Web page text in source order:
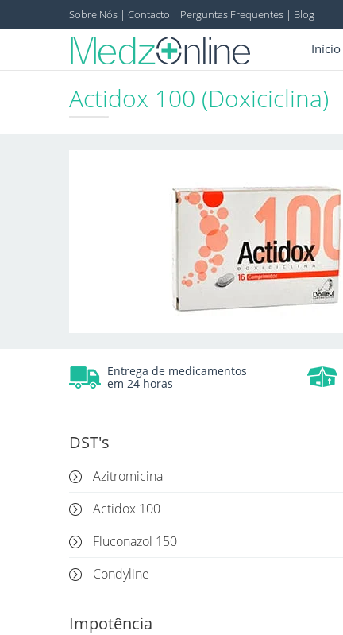
Sobre Nós | Contacto | Perguntas Frequentes | Blog
Início
Actidox 100 (Doxiciclina)
Entrega de medicamentos
em 24 horas
DST's
Azitromicina
Actidox 100
Fluconazol 150
Condyline
Impotência